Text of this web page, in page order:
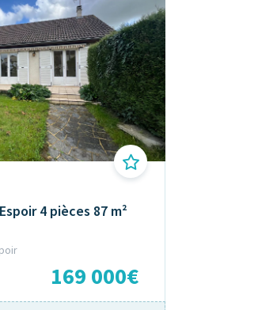
4 pièces 87 m²
169 000€